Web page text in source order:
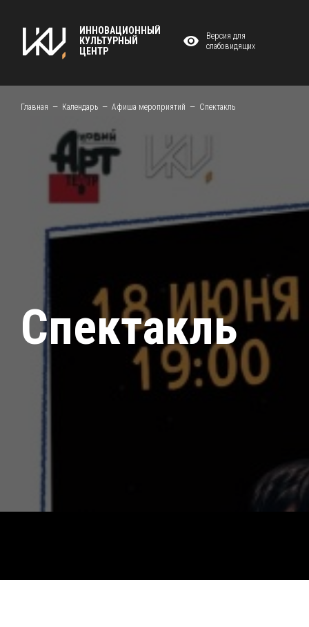
ИННОВАЦИОННЫЙ
КУЛЬТУРНЫЙ
ЦЕНТР
Версия для
слабовидящих
Главная Календарь Афиша мероприятий Спектакль
Спектакль